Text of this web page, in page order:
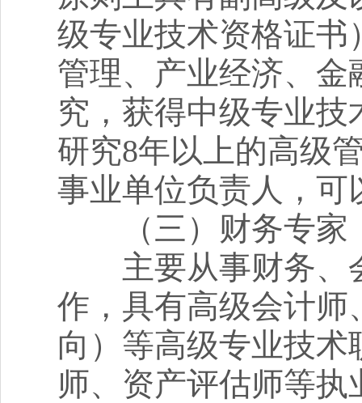
级专业技术资格证书
管理、产业经济、
究，获得中级专业
研究8年以上的高级
事业单位负责人，可
（三）财务专家
主要从事财务、
作，具有高级会计师
向）等高级专业技术
师、资产评估师等